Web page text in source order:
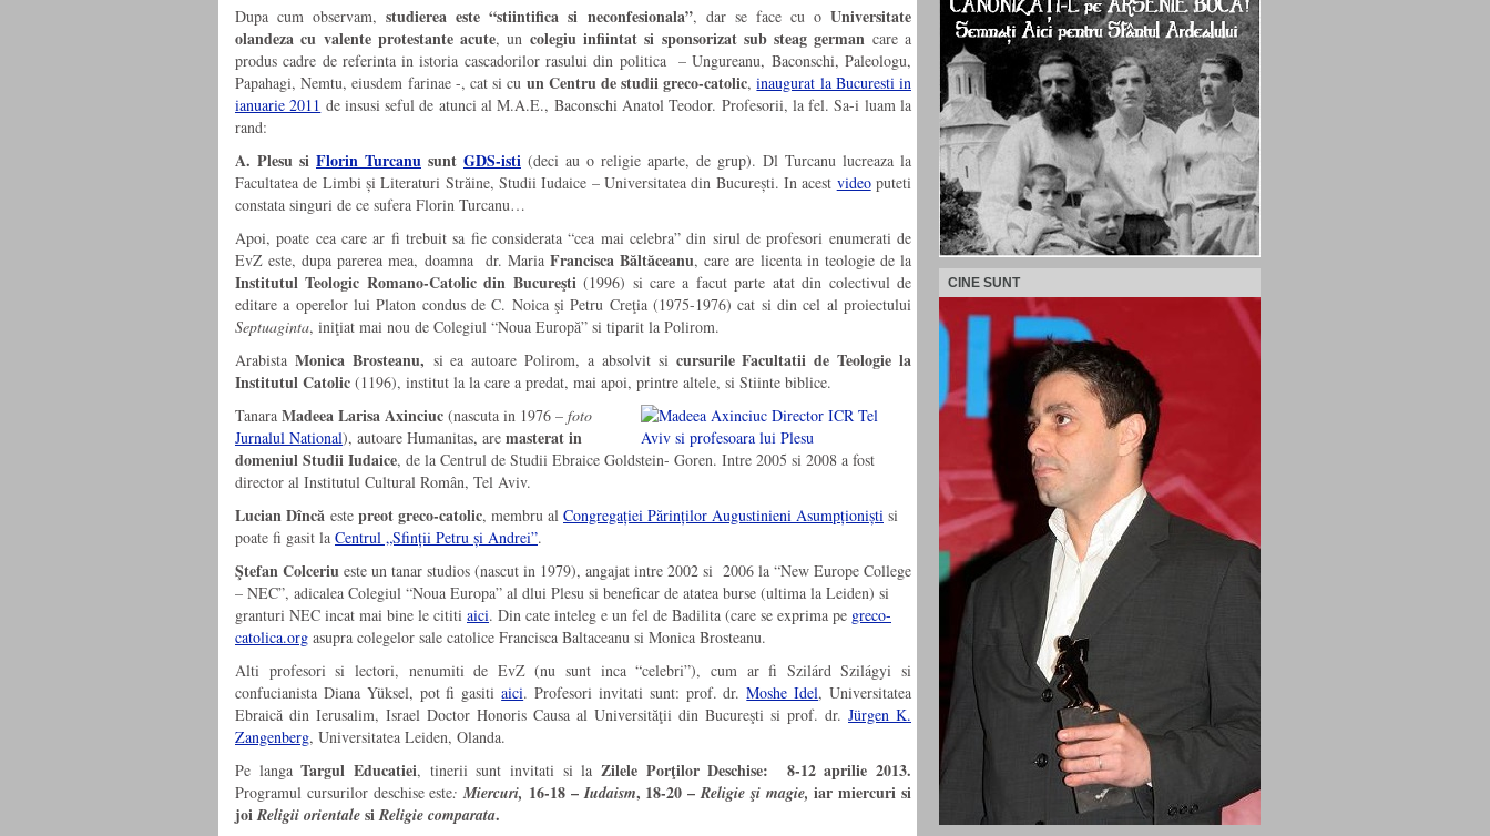
Dupa cum observam,studierea este “stiintifica si neconfesionala”, dar se face cu oUniversitate
olandeza cu valente protestante acute, un colegiu infiintat si sponsorizat sub steag german care a
produs cadre de referinta in istoria cascadorilor rasului din politica – Ungureanu, Baconschi, Paleologu,
Papahagi, Nemtu, eiusdem farinae -, cat si cu un Centru de studii greco-catolic,inaugurat la Bucuresti in
ianuarie 2011 de insusi seful de atunci al M.A.E., Baconschi Anatol Teodor. Profesorii, la fel. Sa-i luam la
rand:
A. Plesu si Florin Turcanu sunt GDS-isti (deci au o religie aparte, de grup). Dl Turcanu lucreaza la
Facultatea de Limbi și Literaturi Străine, Studii Iudaice – Universitatea din București. In acest videoputeti
constata singuri de ce sufera Florin Turcanu…
Apoi, poate cea care ar fi trebuit sa fie considerata “cea mai celebra” din sirul de profesori enumerati de
EvZ este, dupa parerea mea, doamna dr. MariaFrancisca Băltăceanu, care are licenta in teologie de la
Institutul Teologic Romano-Catolic din Bucureşti(1996) si care a facut parte atat din colectivul de
editare a operelor lui Platon condus de C. Noica şi Petru Creţia (1975-1976) cat si din cel al proiectului
Septuaginta, iniţiat mai nou de Colegiul “Noua Europă” si tiparit la Polirom.
Arabista Monica Brosteanu, si ea autoare Polirom, a absolvit si cursurile Facultatii de Teologie la
Institutul Catolic (1196), institut la la care a predat, mai apoi, printre altele, si Stiinte biblice.
Tanara Madeea Larisa Axinciuc (nascuta in 1976 – foto
Jurnalul National), autoare Humanitas, are masterat in
domeniul Studii Iudaice, de la Centrul de Studii Ebraice Goldstein- Goren. Intre 2005 si 2008 a fost
director al Institutul Cultural Român, Tel Aviv.
Lucian Dîncă este preot greco-catolic, membru al Congregației Părinților Augustinieni Asumpționiști si
poate fi gasit la Centrul „Sfinții Petru și Andrei”.
Ştefan Colceriu este un tanar studios (nascut in 1979), angajat intre 2002 si 2006 la “New Europe College
– NEC”, adicalea Colegiul “Noua Europa” al dlui Plesu si beneficar de atatea burse (ultima la Leiden) si
granturi NEC incat mai bine le cititi aici. Din cate inteleg e un fel de Badilita (care se exprima pe greco-
catolica.org asupra colegelor sale catolice Francisca Baltaceanu si Monica Brosteanu.
Alti profesori si lectori, nenumiti de EvZ (nu sunt inca “celebri”), cum ar fi Szilárd Szilágyi si
confucianista Diana Yüksel, pot fi gasitiaici. Profesori invitati sunt: prof. dr.Moshe Idel, Universitatea
Ebraică din Ierusalim, Israel Doctor Honoris Causa al Universităţii din Bucureşti si prof. dr. Jürgen K.
Zangenberg, Universitatea Leiden, Olanda.
Pe langaTargul Educatiei, tinerii sunt invitati si laZilele Porţilor Deschise: 8-12 aprilie 2013.
Programul cursurilor deschise este:Miercuri, 16-18 –Iudaism, 18-20 –Religie şi magie, iar miercuri si
joiReligii orientale siReligie comparata.
CINE SUNT